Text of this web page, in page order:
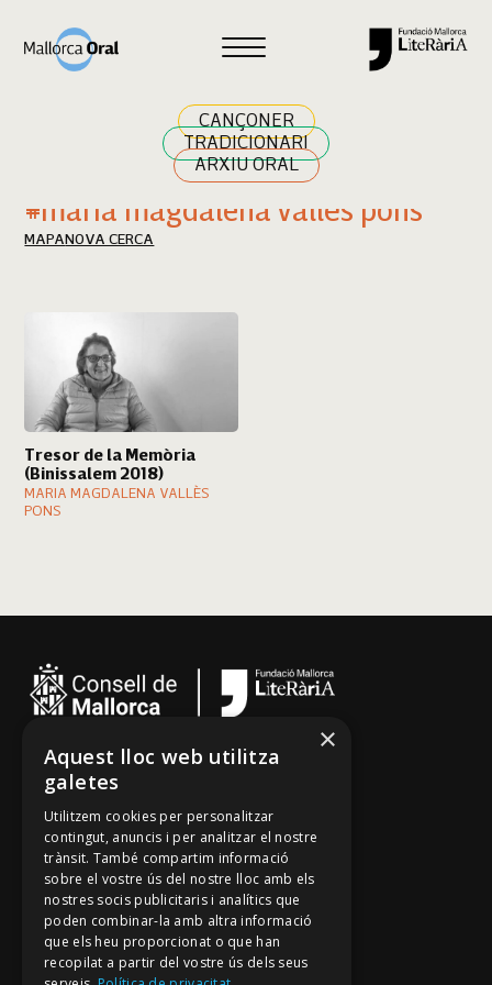
CANÇONER
TRADICIONARI
ARXIU ORAL
Cercar
Resultats cerca
#maria magdalena vallès pons
MAPA NOVA CERCA
Tresor de la Memòria
(Binissalem 2018)
MARIA MAGDALENA VALLÈS
PONS
Cançoner
Tradicionari
Arxiu Oral
Contacte
Segueix-nos
Mallorca Oral, un projecte de
×
Aquest lloc web utilitza
galetes
Utilitzem cookies per personalitzar
contingut, anuncis i per analitzar el nostre
trànsit. També compartim informació
sobre el vostre ús del nostre lloc amb els
nostres socis publicitaris i analítics que
poden combinar-la amb altra informació
que els heu proporcionat o que han
recopilat a partir del vostre ús dels seus